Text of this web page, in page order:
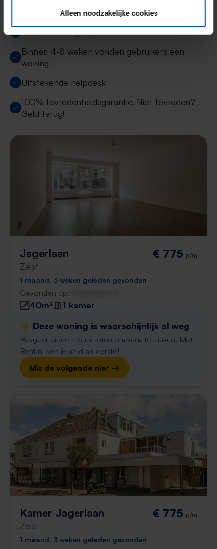
Alleen noodzakelijke cookies
15+ jaar ervaring met huur & verhuur
9000+ woningen per maand te huur
Binnen 4-8 weken vonden gebruikers een
woning
Uitstekende helpdesk
100% tevredenheidsgarantie. Niet tevreden?
Geld terug!
Jagerlaan
Zeist
€ 775 p/m
1 maand, 3 weken geleden gevonden
Gevonden op:
40m²
1 kamer
⚡️ Deze woning is waarschijnlijk al weg
Reageer binnen 15 minuten om kans te maken. Met
Rent.nl ben je altijd als eerste!
Mis de volgende niet →
Kamer Jagerlaan
Zeist
€ 775 p/m
1 maand, 3 weken geleden gevonden